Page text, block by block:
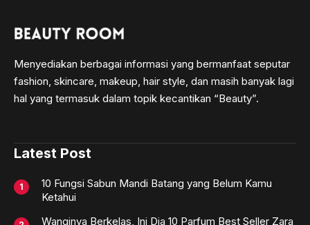
Menyediakan berbagai informasi yang bermanfaat seputar
fashion, skincare, makeup, hair style, dan masih banyak lagi
hal yang termasuk dalam topik kecantikan “Beauty”.
Latest Post
10 Fungsi Sabun Mandi Batang yang Belum Kamu
Ketahui
Wanginya Berkelas, Ini Dia 10 Parfum Best Seller Zara